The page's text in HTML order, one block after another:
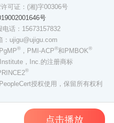
点击播放
可证：(湘)字00306号
号
话：15673157832
：ujigu@ujigu.com
®，PMI-ACP®和PMBOK®
，Inc.的注册商标
®
授权使用，保留所有权利